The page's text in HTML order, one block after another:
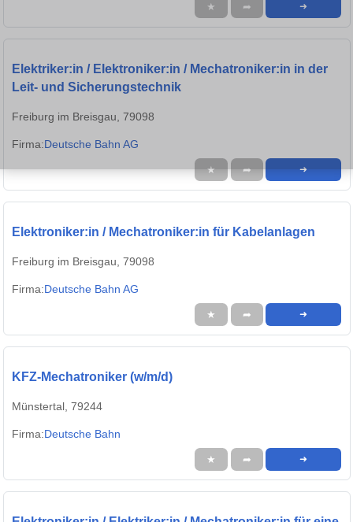
★ ➦ ➜
Elektriker:in / Elektroniker:in / Mechatroniker:in in der
Leit- und Sicherungstechnik
Freiburg im Breisgau, 79098
Firma:Deutsche Bahn AG
★ ➦ ➜
Elektroniker:in / Mechatroniker:in für Kabelanlagen
Freiburg im Breisgau, 79098
Firma:Deutsche Bahn AG
★ ➦ ➜
KFZ-Mechatroniker (w/m/d)
Münstertal, 79244
Firma:Deutsche Bahn
★ ➦ ➜